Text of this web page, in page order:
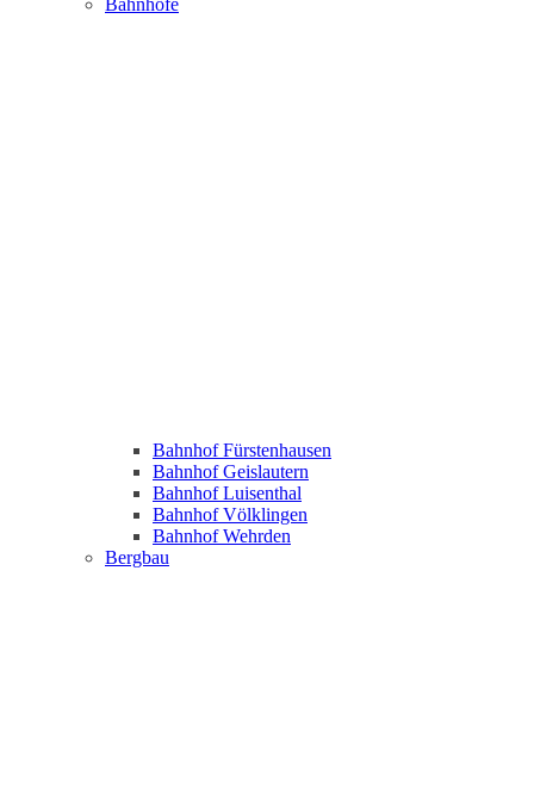
Bahnhöfe
Bahnhof Fürstenhausen
Bahnhof Geislautern
Bahnhof Luisenthal
Bahnhof Völklingen
Bahnhof Wehrden
Bergbau